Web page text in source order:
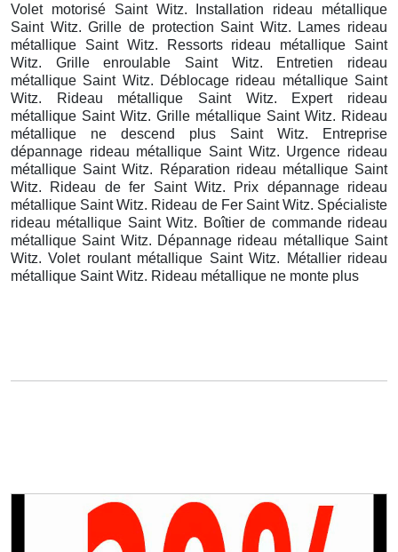
Volet motorisé Saint Witz. Installation rideau métallique
Saint Witz. Grille de protection Saint Witz. Lames rideau
métallique Saint Witz. Ressorts rideau métallique Saint
Witz. Grille enroulable Saint Witz. Entretien rideau
métallique Saint Witz. Déblocage rideau métallique Saint
Witz. Rideau métallique Saint Witz. Expert rideau
métallique Saint Witz. Grille métallique Saint Witz. Rideau
métallique ne descend plus Saint Witz. Entreprise
dépannage rideau métallique Saint Witz. Urgence rideau
métallique Saint Witz. Réparation rideau métallique Saint
Witz. Rideau de fer Saint Witz. Prix dépannage rideau
métallique Saint Witz. Rideau de Fer Saint Witz. Spécialiste
rideau métallique Saint Witz. Boîtier de commande rideau
métallique Saint Witz. Dépannage rideau métallique Saint
Witz. Volet roulant métallique Saint Witz. Métallier rideau
métallique Saint Witz. Rideau métallique ne monte plus